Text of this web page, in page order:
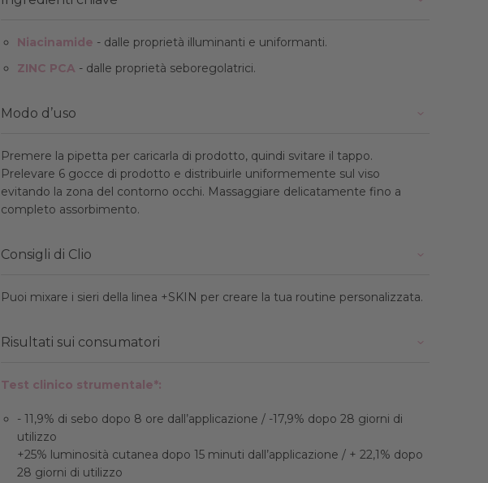
Niacinamide - dalle proprietà illuminanti e uniformanti.
ZINC PCA - dalle proprietà seboregolatrici.
Modo d’uso
Premere la pipetta per caricarla di prodotto, quindi svitare il tappo.
Prelevare 6 gocce di prodotto e distribuirle uniformemente sul viso
evitando la zona del contorno occhi. Massaggiare delicatamente fino a
completo assorbimento.
Consigli di Clio
Puoi mixare i sieri della linea +SKIN per creare la tua routine personalizzata.
Risultati sui consumatori
Test clinico strumentale*:
- 11,9% di sebo dopo 8 ore dall’applicazione / -17,9% dopo 28 giorni di
utilizzo
+25% luminosità cutanea dopo 15 minuti dall’applicazione / + 22,1% dopo
28 giorni di utilizzo